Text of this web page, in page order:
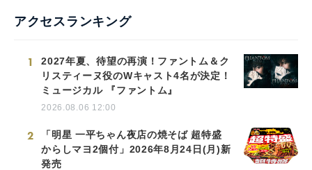
アクセスランキング
1
2027年夏、待望の再演！ファントム＆ク
リスティーヌ役のWキャスト4名が決定！
ミュージカル 『ファントム』
2026.08.06 12:00
2
「明星 一平ちゃん夜店の焼そば 超特盛
からしマヨ2個付」2026年8月24日(月)新
発売